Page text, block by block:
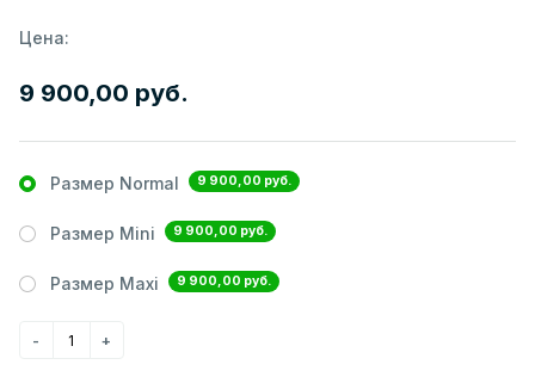
Цена:
9 900,00 руб.
Размер Normal 9 900,00 руб.
Размер Mini 9 900,00 руб.
Размер Maxi 9 900,00 руб.